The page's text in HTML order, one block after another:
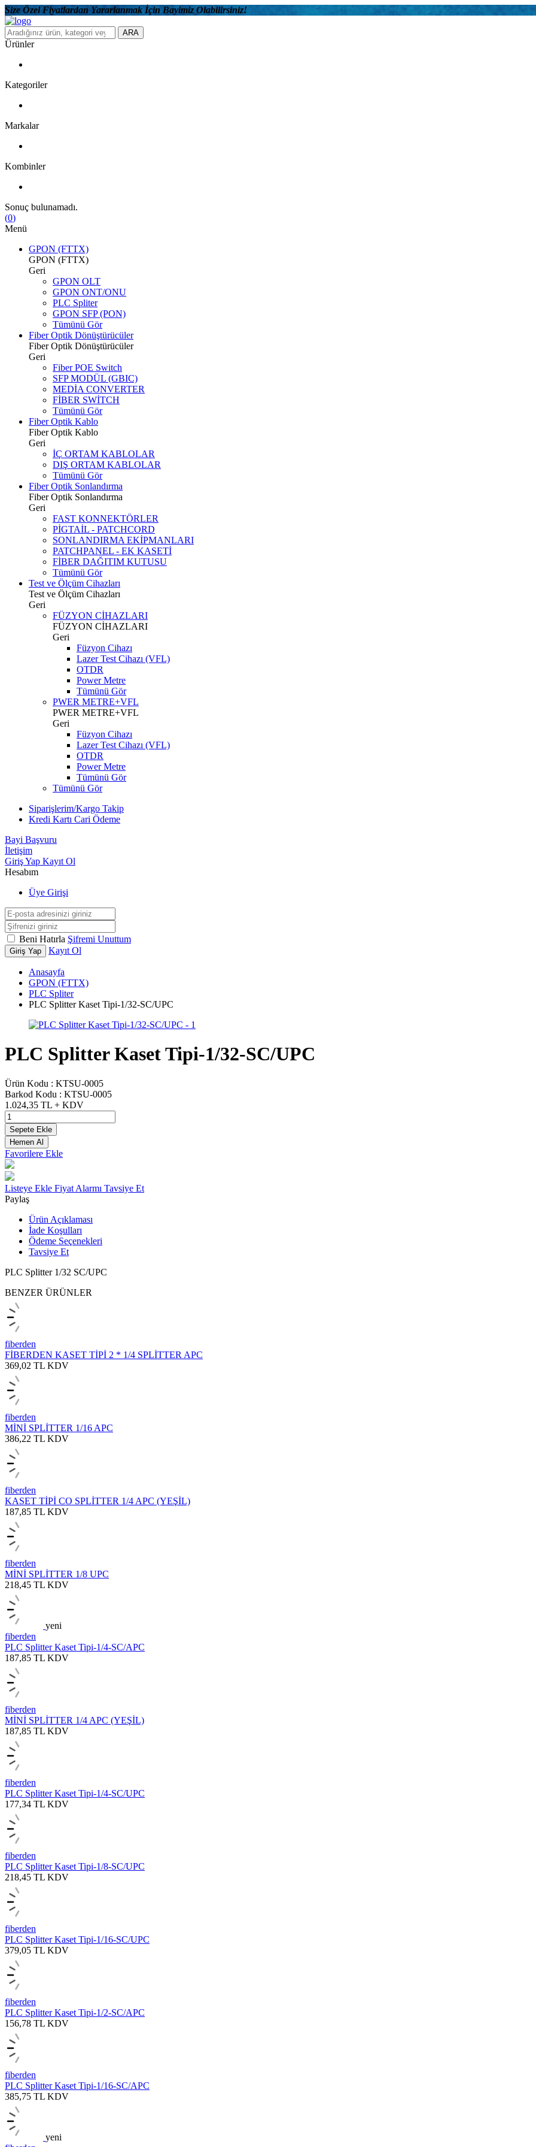
Size Özel Fiyatlardan Yararlanmak İçin Bayimiz Olabilirsiniz!
ARA
Ürünler
Kategoriler
Markalar
Kombinler
Sonuç bulunamadı.
(0)
Menü
GPON (FTTX)
GPON (FTTX)
Geri
GPON OLT
GPON ONT/ONU
PLC Spliter
GPON SFP (PON)
Tümünü Gör
Fiber Optik Dönüştürücüler
Fiber Optik Dönüştürücüler
Geri
Fiber POE Switch
SFP MODÜL (GBIC)
MEDİA CONVERTER
FİBER SWİTCH
Tümünü Gör
Fiber Optik Kablo
Fiber Optik Kablo
Geri
İÇ ORTAM KABLOLAR
DIŞ ORTAM KABLOLAR
Tümünü Gör
Fiber Optik Sonlandırma
Fiber Optik Sonlandırma
Geri
FAST KONNEKTÖRLER
PİGTAİL - PATCHCORD
SONLANDIRMA EKİPMANLARI
PATCHPANEL - EK KASETİ
FİBER DAĞITIM KUTUSU
Tümünü Gör
Test ve Ölçüm Cihazları
Test ve Ölçüm Cihazları
Geri
FÜZYON CİHAZLARI
FÜZYON CİHAZLARI
Geri
Füzyon Cihazı
Lazer Test Cihazı (VFL)
OTDR
Power Metre
Tümünü Gör
PWER METRE+VFL
PWER METRE+VFL
Geri
Füzyon Cihazı
Lazer Test Cihazı (VFL)
OTDR
Power Metre
Tümünü Gör
Tümünü Gör
Siparişlerim/Kargo Takip
Kredi Kartı Cari Ödeme
Bayi Başvuru
İletişim
Giriş Yap Kayıt Ol
Hesabım
Üye Girişi
Beni Hatırla Şifremi Unuttum
Giriş Yap Kayıt Ol
Anasayfa
GPON (FTTX)
PLC Spliter
PLC Splitter Kaset Tipi-1/32-SC/UPC
PLC Splitter Kaset Tipi-1/32-SC/UPC
Ürün Kodu : KTSU-0005
Barkod Kodu : KTSU-0005
1.024,35 TL + KDV
Sepete Ekle
Hemen Al
Favorilere Ekle
Listeye Ekle Fiyat Alarmı Tavsiye Et
Paylaş
Ürün Açıklaması
İade Koşulları
Ödeme Seçenekleri
Tavsiye Et
PLC Splitter 1/32 SC/UPC
BENZER ÜRÜNLER
fiberden
FİBERDEN KASET TİPİ 2 * 1/4 SPLİTTER APC
369,02 TL KDV
fiberden
MİNİ SPLİTTER 1/16 APC
386,22 TL KDV
fiberden
KASET TİPİ CO SPLİTTER 1/4 APC (YEŞİL)
187,85 TL KDV
fiberden
MİNİ SPLİTTER 1/8 UPC
218,45 TL KDV
yeni
fiberden
PLC Splitter Kaset Tipi-1/4-SC/APC
187,85 TL KDV
fiberden
MİNİ SPLİTTER 1/4 APC (YEŞİL)
187,85 TL KDV
fiberden
PLC Splitter Kaset Tipi-1/4-SC/UPC
177,34 TL KDV
fiberden
PLC Splitter Kaset Tipi-1/8-SC/UPC
218,45 TL KDV
fiberden
PLC Splitter Kaset Tipi-1/16-SC/UPC
379,05 TL KDV
fiberden
PLC Splitter Kaset Tipi-1/2-SC/APC
156,78 TL KDV
fiberden
PLC Splitter Kaset Tipi-1/16-SC/APC
385,75 TL KDV
yeni